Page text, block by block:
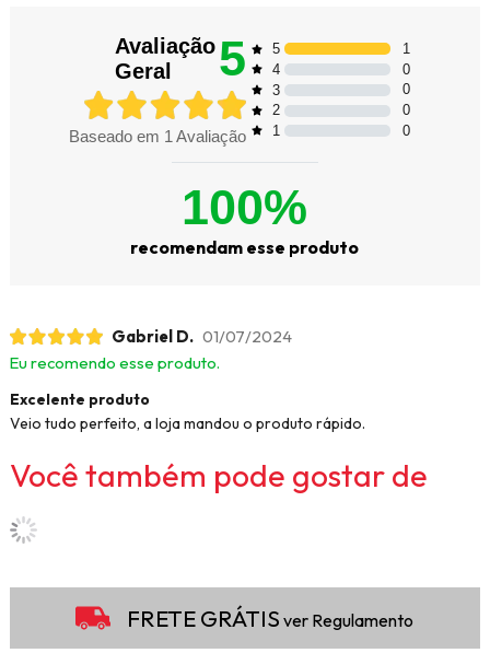
Avaliação
Geral
5
Baseado em 1 Avaliação
5
1
4
0
3
0
2
0
1
0
100%
recomendam esse produto
Gabriel D. 01/07/2024
Eu recomendo esse produto.
Excelente produto
Veio tudo perfeito, a loja mandou o produto rápido.
Você também pode gostar de
FRETE GRÁTIS ver Regulamento